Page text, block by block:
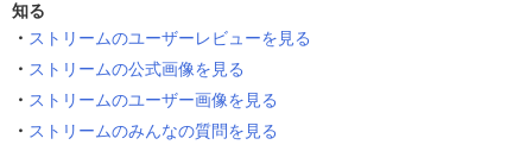
知る
ストリームのユーザーレビューを見る
ストリームの公式画像を見る
ストリームのユーザー画像を見る
ストリームのみんなの質問を見る